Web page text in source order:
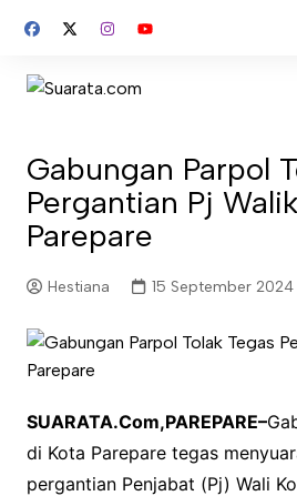
Gabungan Parpol
Pergantian Pj
Parepare
Hestiana 15 September 2024
SUARATA.Com,PAREPARE–
di Kota Parepare tegas
pergantian Penjabat (Pj) Wali